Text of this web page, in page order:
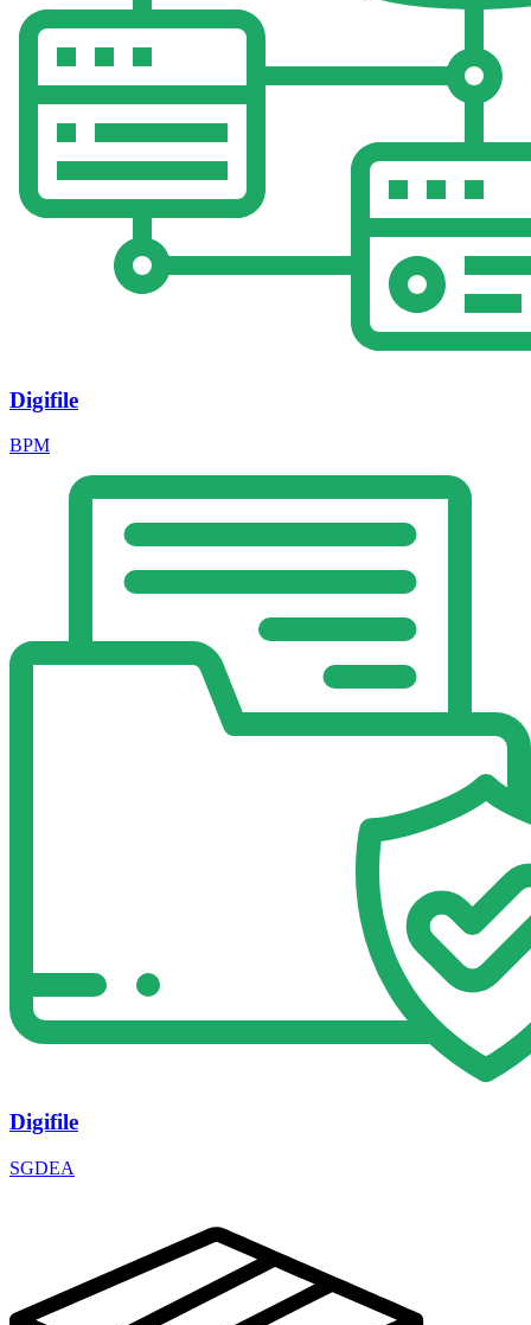
Digifile
BPM
Digifile
SGDEA